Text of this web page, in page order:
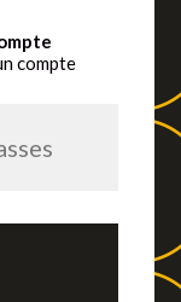
compte